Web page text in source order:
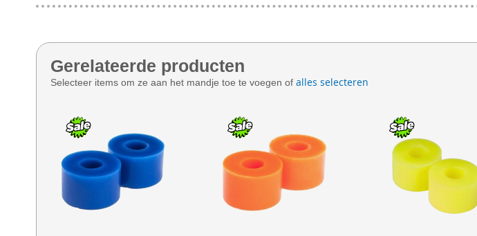
Gerelateerde producten
Selecteer items om ze aan het mandje toe te voegen of alles selecteren